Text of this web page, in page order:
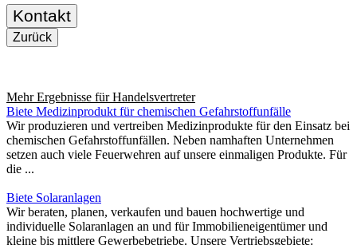
Kontakt
Zurück
Mehr Ergebnisse fürHandelsvertreter
Biete Medizinprodukt für chemischen Gefahrstoffunfälle
Wir produzieren und vertreiben Medizinprodukte für den Einsatz bei
chemischen Gefahrstoffunfällen. Neben namhaften Unternehmen
setzen auch viele Feuerwehren auf unsere einmaligen Produkte. Für
die ...
Biete Solaranlagen
Wir beraten, planen, verkaufen und bauen hochwertige und
individuelle Solaranlagen an und für Immobilieneigentümer und
kleine bis mittlere Gewerbebetriebe. Unsere Vertriebsgebiete: